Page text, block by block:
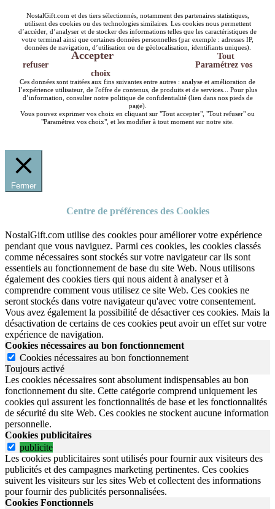
NostalGift.com et des tiers sélectionnés, notamment des partenaires statistiques,
utilisent des cookies ou des technologies similaires. Les cookies nous permettent
d’accéder, d’analyser et de stocker des informations telles que les caractéristiques de
votre terminal ainsi que certaines données personnelles (par exemple : adresses IP,
données de navigation, d’utilisation ou de géolocalisation, identifiants uniques).
Accepter
Tout
refuser
Paramétrez vos
choix
Ces données sont traitées aux fins suivantes entre autres : analyse et amélioration de
l’expérience utilisateur, de l'offre de contenus, de produits et de services... Pour plus
d’information, consulter notre politique de confidentialité (lien dans nos pieds de
page).
Vous pouvez exprimer vos choix en cliquant sur "Tout accepter", "Tout refuser" ou
"Paramétrez vos choix", et les modifier à tout moment sur notre site.
Fermer
Centre de préférences des Cookies
NostalGift.com utilise des cookies pour améliorer votre expérience
pendant que vous naviguez. Parmi ces cookies, les cookies classés
comme nécessaires sont stockés sur votre navigateur car ils sont
essentiels au fonctionnement de base du site Web. Nous utilisons
également des cookies tiers qui nous aident à analyser et à
comprendre comment vous utilisez ce site Web. Ces cookies ne
seront stockés dans votre navigateur qu'avec votre consentement.
Vous avez également la possibilité de désactiver ces cookies. Mais la
désactivation de certains de ces cookies peut avoir un effet sur votre
expérience de navigation.
Cookies nécessaires au bon fonctionnement
Cookies nécessaires au bon fonctionnement
Toujours activé
Les cookies nécessaires sont absolument indispensables au bon
fonctionnement du site. Cette catégorie comprend uniquement les
cookies qui assurent les fonctionnalités de base et les fonctionnalités
de sécurité du site Web. Ces cookies ne stockent aucune information
personnelle.
Cookies publicitaires
publicite
Les cookies publicitaires sont utilisés pour fournir aux visiteurs des
publicités et des campagnes marketing pertinentes. Ces cookies
suivent les visiteurs sur les sites Web et collectent des informations
pour fournir des publicités personnalisées.
Cookies Fonctionnels